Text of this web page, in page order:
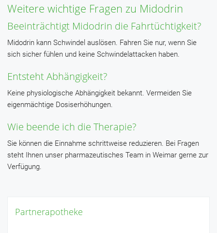
Weitere wichtige Fragen zu Midodrin
Beeinträchtigt Midodrin die Fahrtüchtigkeit?
Midodrin kann Schwindel auslösen. Fahren Sie nur, wenn Sie
sich sicher fühlen und keine Schwindelattacken haben.
Entsteht Abhängigkeit?
Keine physiologische Abhängigkeit bekannt. Vermeiden Sie
eigenmächtige Dosiserhöhungen.
Wie beende ich die Therapie?
Sie können die Einnahme schrittweise reduzieren. Bei Fragen
steht Ihnen unser pharmazeutisches Team in Weimar gerne zur
Verfügung.
Partnerapotheke